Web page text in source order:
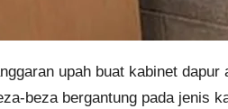
upah buat kabinet
beza bergantung pada jenis